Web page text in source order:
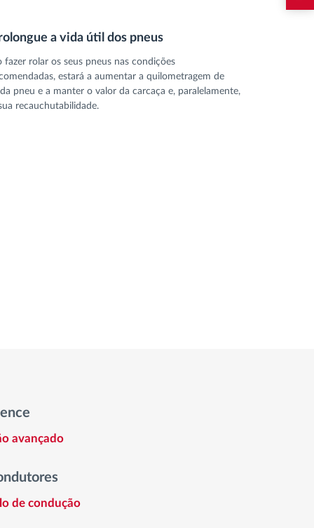
a vida útil dos pneus
fazer rolar os seus pneus nas condições
estará a aumentar a quilometragem de
pneu e a manter o valor da carcaça e, paralelamente,
recauchutabilidade.
avançado
de condução